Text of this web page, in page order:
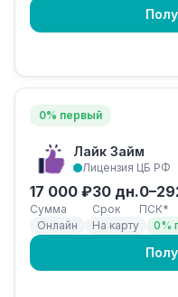
0% первый
Лайк Займ
Лицензия ЦБ РФ
17 000 ₽
Сумма
30 дн.
Срок
ПСК*
Онлайн
На карту 0%